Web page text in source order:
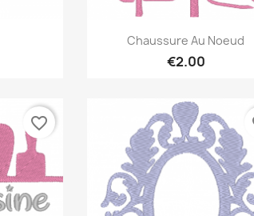
Quick view
Chaussure Au Noeud
€2.00
favorite_border